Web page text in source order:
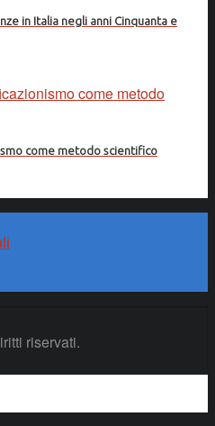
in Italia negli anni Cinquanta e
come metodo scientifico
riservati.